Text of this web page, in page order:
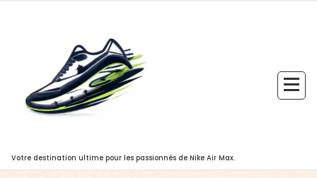
Votre destination ultime pour les passionnés de Nike Air Max.